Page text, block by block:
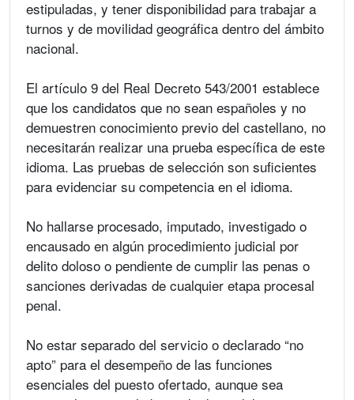
estipuladas, y tener disponibilidad para trabajar a
turnos y de movilidad geográfica dentro del ámbito
nacional.
El artículo 9 del Real Decreto 543/2001 establece
que los candidatos que no sean españoles y no
demuestren conocimiento previo del castellano, no
necesitarán realizar una prueba específica de este
idioma. Las pruebas de selección son suficientes
para evidenciar su competencia en el idioma.
No hallarse procesado, imputado, investigado o
encausado en algún procedimiento judicial por
delito doloso o pendiente de cumplir las penas o
sanciones derivadas de cualquier etapa procesal
penal.
No estar separado del servicio o declarado “no
apto” para el desempeño de las funciones
esenciales del puesto ofertado, aunque sea